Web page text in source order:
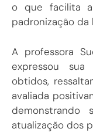
o que facilita
padronização da
A professora
expressou
obtidos,
avaliada
demonstrando
atualização dos